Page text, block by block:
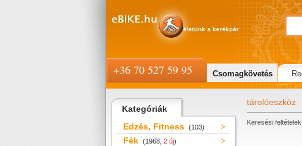
Kategóriák
Edzés, Fitness (103)
Fék (1968, 2 új)
tárolóeszköz
Keresési feltételek:
+36 70 527 59 95 Csomagkövetés